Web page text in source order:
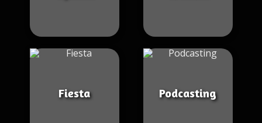
Fiesta Podcasting